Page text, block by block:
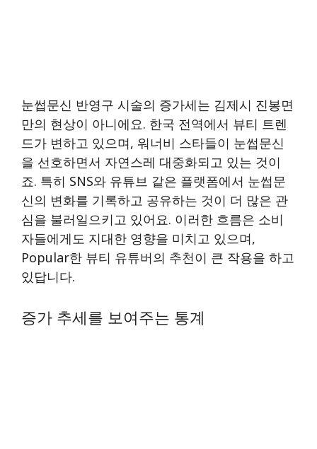
눈썹문신 반영구 시술의 증가세는 김제시 진봉면
만의 현상이 아니에요. 한국 전역에서 뷰티 트렌
드가 변하고 있으며, 워너비 스타들이 눈썹문신
을 선호하면서 자연스레 대중화되고 있는 것이
죠. 특히 SNS와 유튜브 같은 플랫폼에서 눈썹문
신의 변화를 기록하고 공유하는 것이 더 많은 관
심을 불러일으키고 있어요. 이러한 흐름은 소비
자들에게도 지대한 영향을 미치고 있으며,
Popular한 뷰티 유튜버의 추천이 큰 작용을 하고
있답니다.
증가 추세를 보여주는 통계